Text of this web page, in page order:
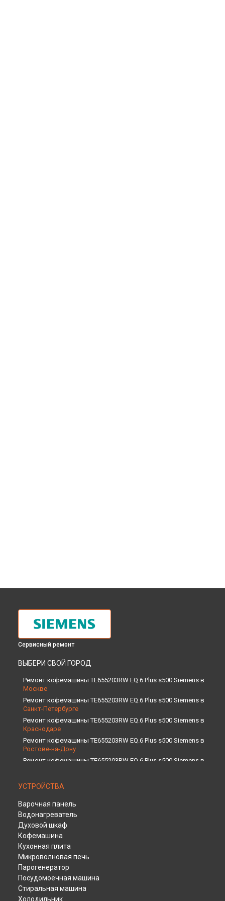
Сервисный ремонт
ВЫБЕРИ СВОЙ ГОРОД
Ремонт кофемашины TE655203RW EQ.6 Plus s500 Siemens в
Москве
Ремонт кофемашины TE655203RW EQ.6 Plus s500 Siemens в
Санкт-Петербурге
Ремонт кофемашины TE655203RW EQ.6 Plus s500 Siemens в
Краснодаре
Ремонт кофемашины TE655203RW EQ.6 Plus s500 Siemens в
Ростове-на-Дону
Ремонт кофемашины TE655203RW EQ.6 Plus s500 Siemens в
Ремонт кофемашины TE655203RW EQ.6 Plus s500 Siemens в
Новосибирске
Ремонт кофемашины TE655203RW EQ.6 Plus s500 Siemens в
Челябинске
Ремонт кофемашины TE655203RW EQ.6 Plus s500 Siemens в
Екатеринбурге
Ремонт кофемашины TE655203RW EQ.6 Plus s500 Siemens в
Казани
Ремонт кофемашины TE655203RW EQ.6 Plus s500 Siemens в
Уфе
Ремонт кофемашины TE655203RW EQ.6 Plus s500 Siemens в
Воронеже
УСТРОЙСТВА
Варочная панель
Водонагреватель
Духовой шкаф
Кофемашина
Кухонная плита
Микроволновая печь
Парогенератор
Посудомоечная машина
Стиральная машина
Холодильник